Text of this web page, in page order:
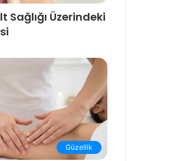
Sağlığı Üzerindeki
Güzellik